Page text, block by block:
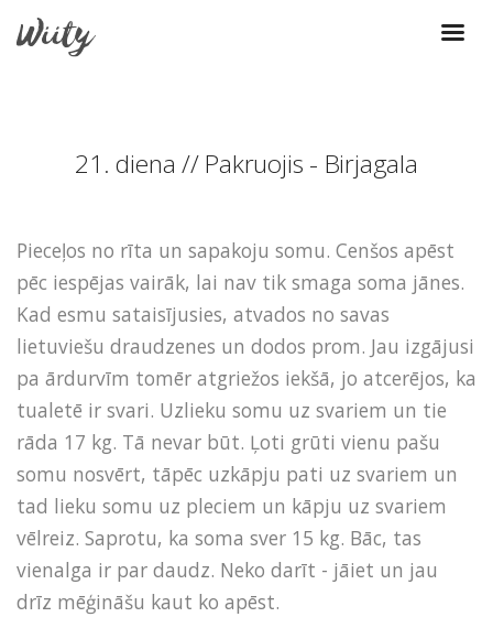
21. diena // Pakruojis - Birjagala
Pieceļos no rīta un sapakoju somu. Cenšos apēst
pēc iespējas vairāk, lai nav tik smaga soma jānes.
Kad esmu sataisījusies, atvados no savas
lietuviešu draudzenes un dodos prom. Jau izgājusi
pa ārdurvīm tomēr atgriežos iekšā, jo atcerējos, ka
tualetē ir svari. Uzlieku somu uz svariem un tie
rāda 17 kg. Tā nevar būt. Ļoti grūti vienu pašu
somu nosvērt, tāpēc uzkāpju pati uz svariem un
tad lieku somu uz pleciem un kāpju uz svariem
vēlreiz. Saprotu, ka soma sver 15 kg. Bāc, tas
vienalga ir par daudz. Neko darīt - jāiet un jau
drīz mēģināšu kaut ko apēst.